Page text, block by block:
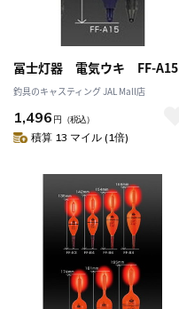
冨士灯器 電気ウキ FF-A15
釣具のキャスティング JAL Mall店
1,496 円 （税込）
積算 13 マイル (1倍)